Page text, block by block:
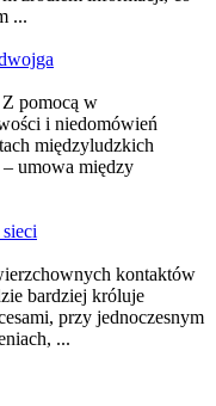
...
pomocą w
i niedomówień
międzyludzkich
umowa między
kontaktów
bardziej króluje
ami, przy jednoczesnym
...